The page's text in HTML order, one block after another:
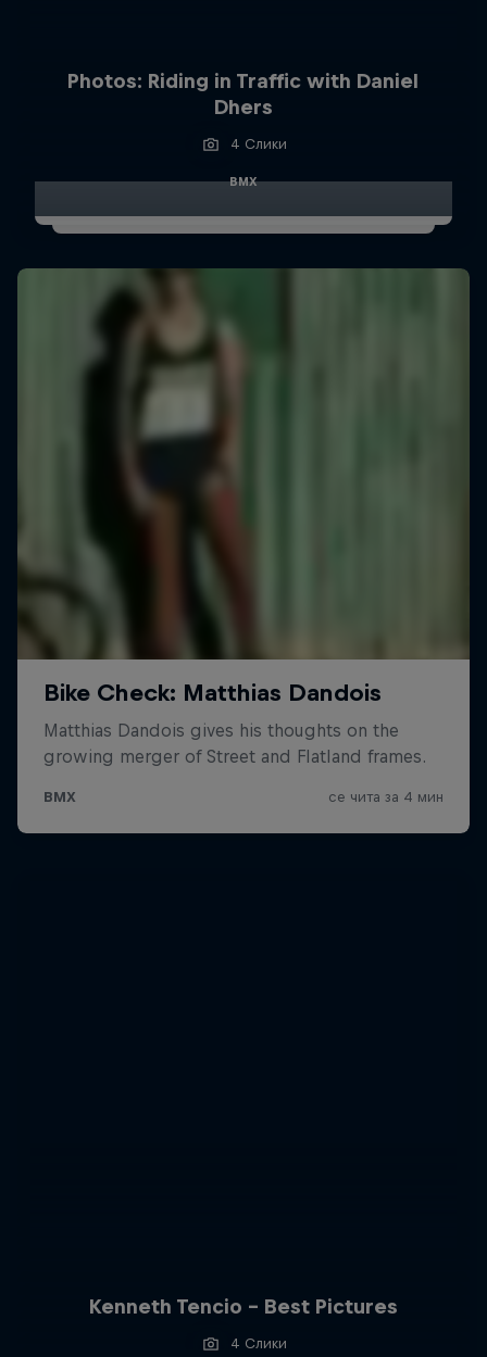
Photos: Riding in Traffic with Daniel
Dhers
4 Слики
BMX
Kenneth Tencio - Best Pictures
4 Слики